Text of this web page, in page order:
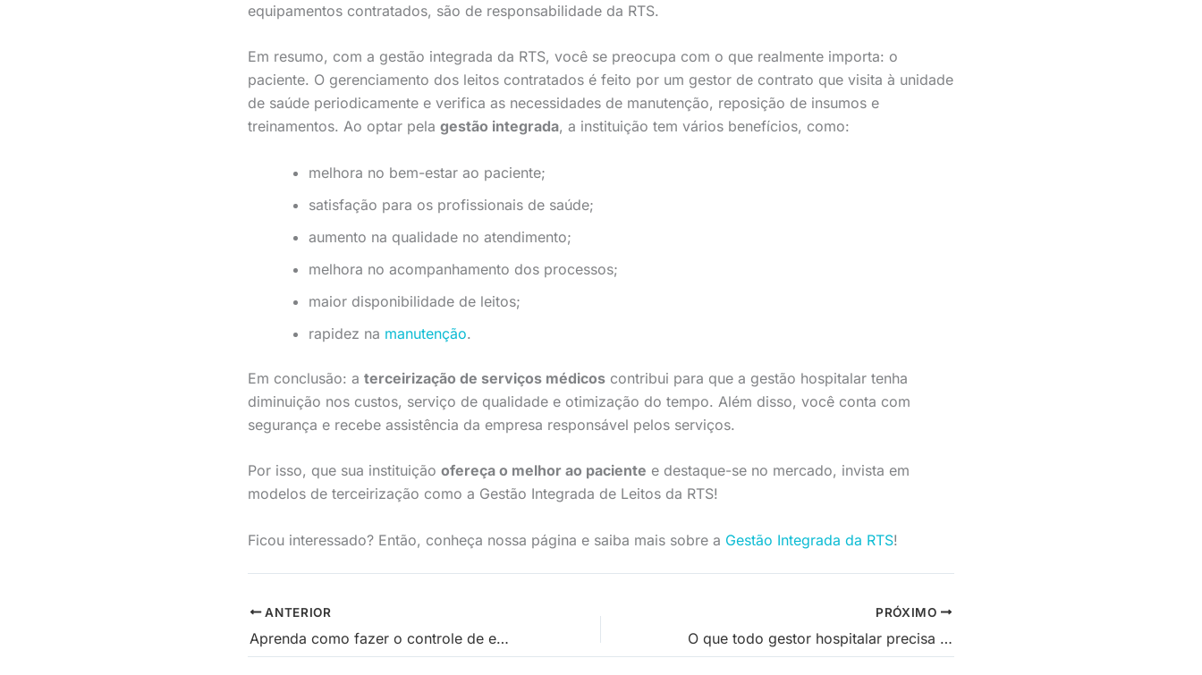
equipamentos contratados, são de responsabilidade da RTS.
Em resumo, com a gestão integrada da RTS, você se preocupa com o que realmente importa: o
paciente. O gerenciamento dos leitos contratados é feito por um gestor de contrato que visita à unidade
de saúde periodicamente e verifica as necessidades de manutenção, reposição de insumos e
treinamentos. Ao optar pela gestão integrada, a instituição tem vários benefícios, como:
melhora no bem-estar ao paciente;
satisfação para os profissionais de saúde;
aumento na qualidade no atendimento;
melhora no acompanhamento dos processos;
maior disponibilidade de leitos;
rapidez na manutenção.
Em conclusão: a terceirização de serviços médicos contribui para que a gestão hospitalar tenha
diminuição nos custos, serviço de qualidade e otimização do tempo. Além disso, você conta com
segurança e recebe assistência da empresa responsável pelos serviços.
Por isso, que sua instituição ofereça o melhor ao paciente e destaque-se no mercado, invista em
modelos de terceirização como a Gestão Integrada de Leitos da RTS!
Ficou interessado? Então, conheça nossa página e saiba mais sobre a Gestão Integrada da RTS!
ANTERIOR
Aprenda como fazer o controle de estoque hospitalar de forma eficaz
PRÓXIMO
O que todo gestor hospitalar precisa saber sobre prontuário eletrônico?